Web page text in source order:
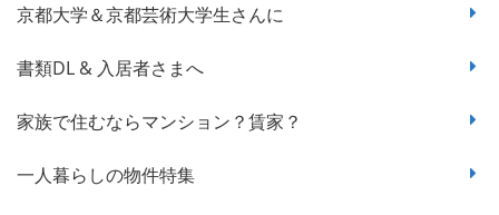
京都大学＆京都芸術大学生さんに
書類DL & 入居者さまへ
家族で住むならマンション？賃家？
一人暮らしの物件特集